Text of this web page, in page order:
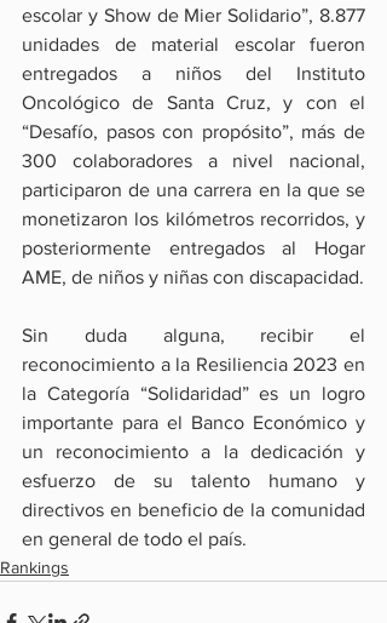
escolar y Show de Mier Solidario”, 8.877
unidades de material escolar fueron
entregados a niños del Instituto
Oncológico de Santa Cruz, y con el
“Desafío, pasos con propósito”, más de
300 colaboradores a nivel nacional,
participaron de una carrera en la que se
monetizaron los kilómetros recorridos, y
posteriormente entregados al Hogar
Sin duda alguna, recibir el
reconocimiento a la Resiliencia 2023 en
la Categoría “Solidaridad” es un logro
importante para el Banco Económico y
un reconocimiento a la dedicación y
esfuerzo de su talento humano y
directivos en beneficio de la comunidad
en general de todo el país.
Rankings